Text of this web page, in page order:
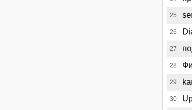
25
26
27
28
29
30